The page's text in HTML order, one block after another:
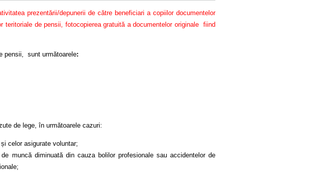
prezentării/depunerii de către beneficiari a copiilor documentelor
de pensii, fotocopierea gratuită a documentelor originale fiind
pensii, sunt următoarele:
de lege, în următoarele cazuri:
celor asigurate voluntar;
muncă diminuată din cauza bolilor profesionale sau accidentelor de